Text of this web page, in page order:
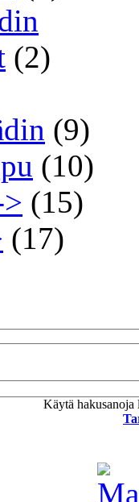
(2)
(9)
(10)
(15)
(17)
Käytä hakusanoja